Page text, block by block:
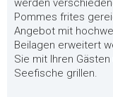
werden
Pommes frites
Angebot mit
Beilagen erweitert
Sie mit Ihren
Seefische grillen.